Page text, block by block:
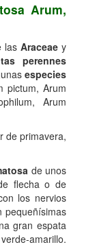
Arum,
las Araceaey
perennes
especies
pictum, Arum
Arum
de primavera,
de unos
flecha o de
los nervios
pequeñísimas
gran espata
amarillo.